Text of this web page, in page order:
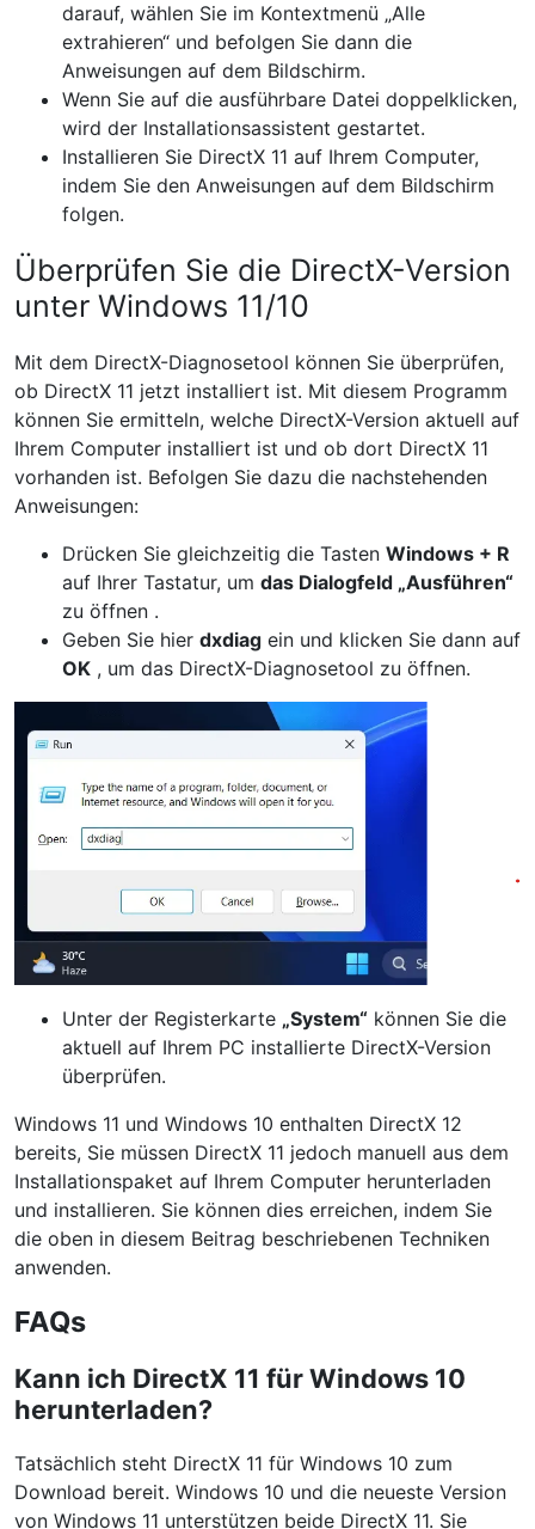
darauf, wählen Sie im Kontextmenü „Alle
extrahieren“ und befolgen Sie dann die
Anweisungen auf dem Bildschirm.
Wenn Sie auf die ausführbare Datei doppelklicken,
wird der Installationsassistent gestartet.
Installieren Sie DirectX 11 auf Ihrem Computer,
indem Sie den Anweisungen auf dem Bildschirm
folgen.
Überprüfen Sie die DirectX-Version
unter Windows 11/10
Mit dem DirectX-Diagnosetool können Sie überprüfen,
ob DirectX 11 jetzt installiert ist. Mit diesem Programm
können Sie ermitteln, welche DirectX-Version aktuell auf
Ihrem Computer installiert ist und ob dort DirectX 11
vorhanden ist. Befolgen Sie dazu die nachstehenden
Anweisungen:
Drücken Sie gleichzeitig die Tasten Windows + R
auf Ihrer Tastatur, um das Dialogfeld „Ausführen“
zu öffnen .
Geben Sie hier dxdiag ein und klicken Sie dann auf
OK , um das DirectX-Diagnosetool zu öffnen.
Unter der Registerkarte „System“ können Sie die
aktuell auf Ihrem PC installierte DirectX-Version
überprüfen.
Windows 11 und Windows 10 enthalten DirectX 12
bereits, Sie müssen DirectX 11 jedoch manuell aus dem
Installationspaket auf Ihrem Computer herunterladen
und installieren. Sie können dies erreichen, indem Sie
die oben in diesem Beitrag beschriebenen Techniken
anwenden.
FAQs
Kann ich DirectX 11 für Windows 10
herunterladen?
Tatsächlich steht DirectX 11 für Windows 10 zum
Download bereit. Windows 10 und die neueste Version
von Windows 11 unterstützen beide DirectX 11. Sie